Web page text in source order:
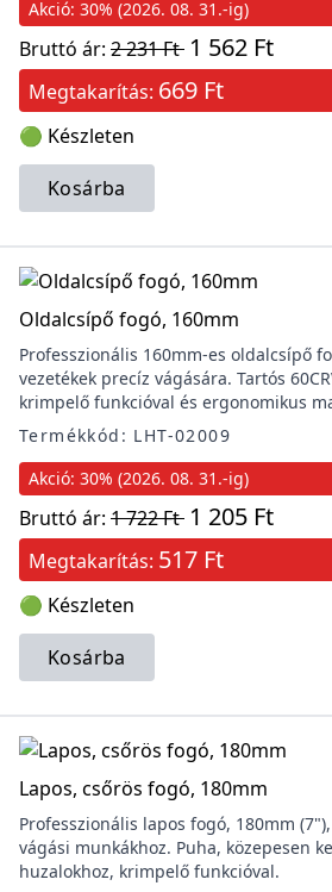
Akció: 30% (2026. 08. 31.-ig)
Bruttó ár: 2 231 Ft 1 562 Ft
Megtakarítás: 669 Ft
🟢 Készleten
Kosárba
Oldalcsípő fogó, 160mm
Professzionális 160mm-es oldalcsípő
vezetékek precíz vágására. Tartós
krimpelő funkcióval és ergonomikus
Termékkód: LHT-02009
Akció: 30% (2026. 08. 31.-ig)
Bruttó ár: 1 722 Ft 1 205 Ft
Megtakarítás: 517 Ft
🟢 Készleten
Kosárba
Lapos, csőrös fogó, 180mm
Professzionális lapos fogó, 180mm
vágási munkákhoz. Puha, közepesen
huzalokhoz, krimpelő funkcióval.